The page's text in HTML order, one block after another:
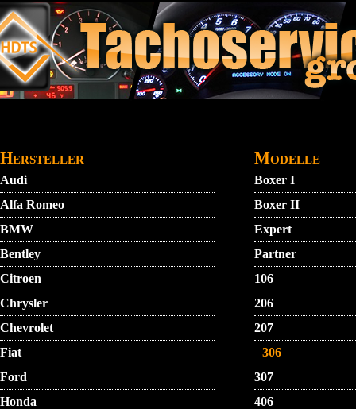
Direkt zum Inhalt
Hersteller
Audi
Alfa Romeo
BMW
Bentley
Citroen
Chrysler
Chevrolet
Fiat
Ford
Honda
Modelle
Boxer I
Boxer II
Expert
Partner
106
206
207
306
307
406